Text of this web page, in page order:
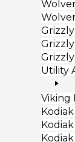
Utility
Viking